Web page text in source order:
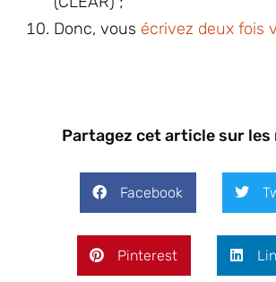
Donc, vous écrivez deux fois
Partagez cet article sur les
Facebook
Pinterest